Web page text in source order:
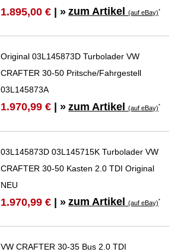
1.895,00 € | » zum Artikel(auf eBay)*
Original 03L145873D Turbolader VW
CRAFTER 30-50 Pritsche/Fahrgestell
03L145873A
1.970,99 € | » zum Artikel(auf eBay)*
03L145873D 03L145715K Turbolader VW
CRAFTER 30-50 Kasten 2.0 TDI Original
NEU
1.970,99 € | » zum Artikel(auf eBay)*
VW CRAFTER 30-35 Bus 2.0 TDI